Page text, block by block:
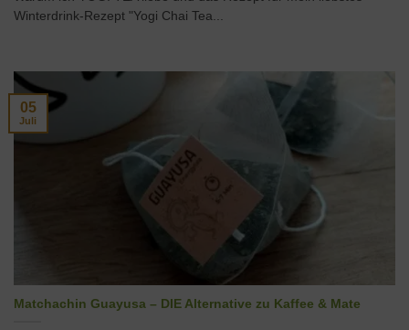
Winterdrink-Rezept "Yogi Chai Tea...
Matchachin Guayusa – DIE Alternative zu Kaffee & Mate
05
Juli